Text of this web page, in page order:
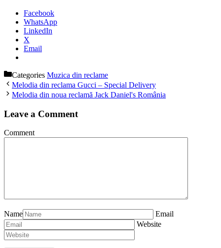
Facebook
WhatsApp
LinkedIn
X
Email
Categories Muzica din reclame
Melodia din reclama Gucci – Special Delivery
Melodia din noua reclamă Jack Daniel's România
Leave a Comment
Comment
Name
Email
Website